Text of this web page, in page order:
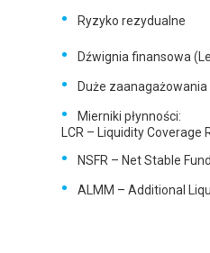
Ryzyko rezydualne
Dźwignia finansowa
Duże
Mierniki płynności:
LCR – Liquidity Coverage
NSFR – Net Stable
ALMM – Additional